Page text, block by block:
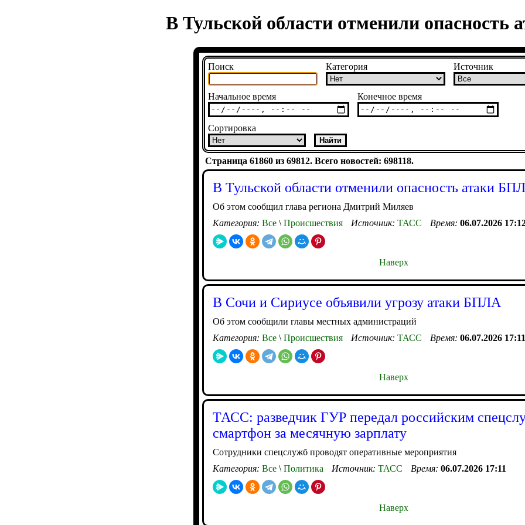
В Тульской области отменили
Поиск Категория Источник
Начальное время Конечное время
Сортировка
Страница 61860 из 69812. Всего новостей: 698118.
В Тульской области отменили опасность атаки
Об этом сообщил глава региона Дмитрий Миляев
Категория: Все \ Происшествия Источник: ТАСС Время: 06.07.2026
Наверх
В Сочи и Сириусе объявили угрозу атаки БПЛА
Об этом сообщили главы местных администраций
Категория: Все \ Происшествия Источник: ТАСС Время: 06.07.2026 17:11
Наверх
ТАСС: разведчик ГУР передал российским
смартфон за месячную зарплату
Сотрудники спецслужб проводят оперативные мероприятия
Категория: Все \ Политика Источник: ТАСС Время: 06.07.2026 17:11
Наверх